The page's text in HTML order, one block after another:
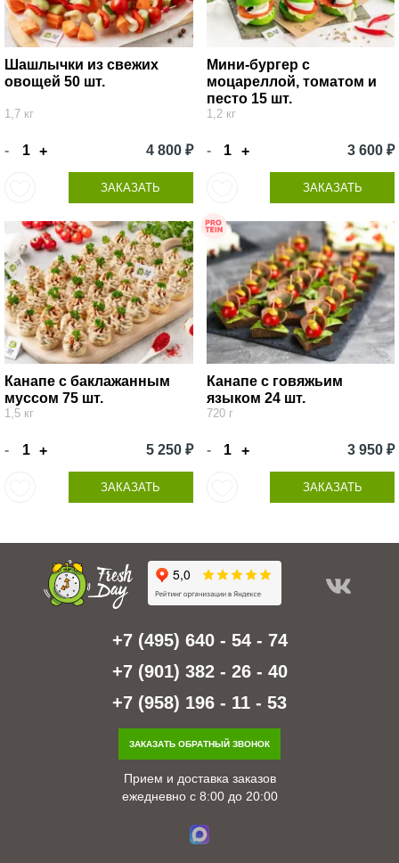
Шашлычки из свежих
овощей 50 шт.
1,7 кг
- + 4 800 ₽
ЗАКАЗАТЬ
Мини-бургер с
моцареллой, томатом и
песто 15 шт.
1,2 кг
- + 3 600 ₽
ЗАКАЗАТЬ
Канапе с баклажанным
муссом 75 шт.
1,5 кг
- + 5 250 ₽
ЗАКАЗАТЬ
Канапе с говяжьим
языком 24 шт.
720 г
- + 3 950 ₽
ЗАКАЗАТЬ
+7 (495) 640 - 54 - 74
+7 (901) 382 - 26 - 40
+7 (958) 196 - 11 - 53
ЗАКАЗАТЬ ОБРАТНЫЙ ЗВОНОК
Прием и доставка заказов
ежедневно с 8:00 до 20:00